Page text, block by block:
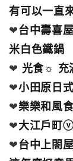
有可以一直
❤台中壽喜
米白色鐵鍋
❤ 光食☼ 充
❤小田原日
❤樂樂和風
❤大江戶町
❤台中上閤